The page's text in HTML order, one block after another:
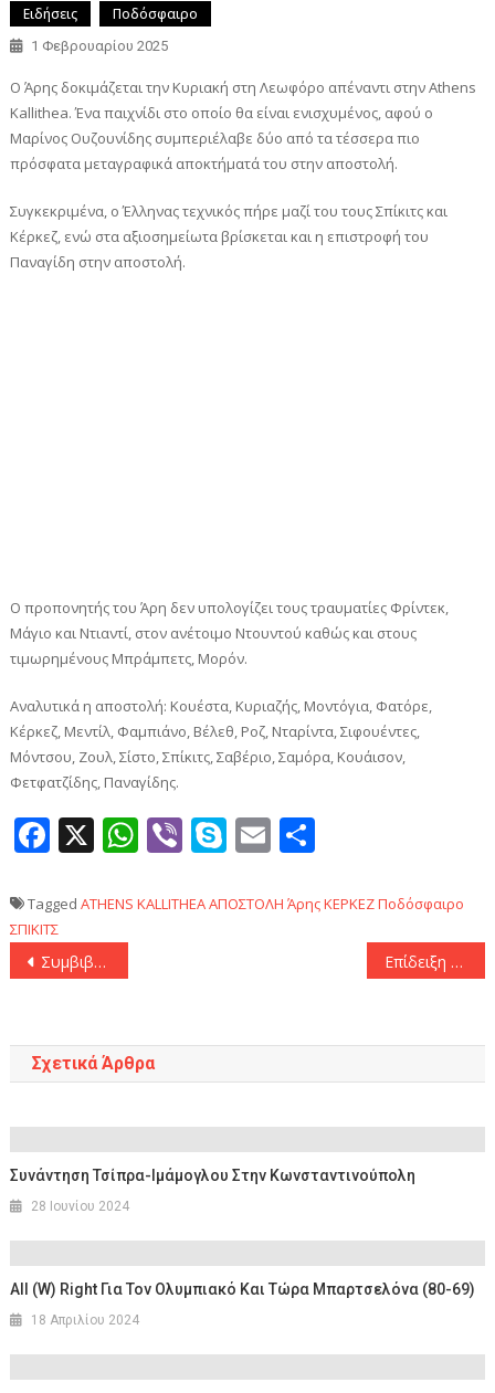
Ειδήσεις Ποδόσφαιρο
1 Φεβρουαρίου 2025
Ο Άρης δοκιμάζεται την Κυριακή στη Λεωφόρο απέναντι στην Athens
Kallithea. Ένα παιχνίδι στο οποίο θα είναι ενισχυμένος, αφού ο
Μαρίνος Ουζουνίδης συμπεριέλαβε δύο από τα τέσσερα πιο
πρόσφατα μεταγραφικά αποκτήματά του στην αποστολή.
Συγκεκριμένα, ο Έλληνας τεχνικός πήρε μαζί του τους Σπίκιτς και
Κέρκεζ, ενώ στα αξιοσημείωτα βρίσκεται και η επιστροφή του
Παναγίδη στην αποστολή.
Ο προπονητής του Άρη δεν υπολογίζει τους τραυματίες Φρίντεκ,
Μάγιο και Ντιαντί, στον ανέτοιμο Ντουντού καθώς και στους
τιμωρημένους Μπράμπετς, Μορόν.
Αναλυτικά η αποστολή: Κουέστα, Κυριαζής, Μοντόγια, Φατόρε,
Κέρκεζ, Μεντίλ, Φαμπιάνο, Βέλεθ, Ροζ, Νταρίντα, Σιφουέντες,
Μόντσου, Ζουλ, Σίστο, Σπίκιτς, Σαβέριο, Σαμόρα, Κουάισον,
Φετφατζίδης, Παναγίδης.
Facebook
X WhatsApp
ViberSkype
Email
Tagged ATHENS KALLITHEAΑΠΟΣΤΟΛΗ ΆρηςΚΕΡΚΕΖΠοδόσφαιρο
ΣΠΙΚΙΤΣ
Πλοήγηση
Συμβιβάστηκαν με το 0-0 Χετάφε και Σεβίλλη Επίδειξη δύναμης από τον Ολυμπιακό κόντρα στον Αμύντα (40-88)
Σχετικά Άρθρα
Συνάντηση Τσίπρα-Ιμάμογλου Στην Κωνσταντινούπολη
28 Ιουνίου 2024
All (W) Right Για Τον Ολυμπιακό Και Τώρα Μπαρτσελόνα (80-69)
18 Απριλίου 2024